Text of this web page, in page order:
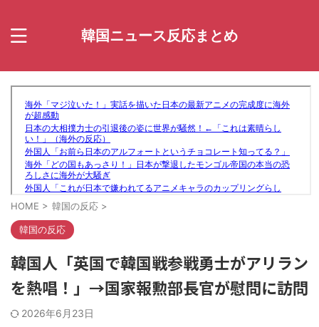
韓国ニュース反応まとめ
HOME > 韓国の反応 >
韓国の反応
韓国人「英国で韓国戦参戦勇士がアリラン
を熱唱！」→国家報勲部長官が慰問に訪問
2026年6月23日